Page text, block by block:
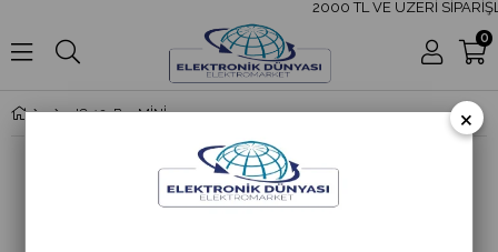
2000 TL VE ÜZERİ
0
IC-125B-3 MİNİ (S) IŞIKSIZ ANAHTAR ON-OFF 3P SİYAH ×